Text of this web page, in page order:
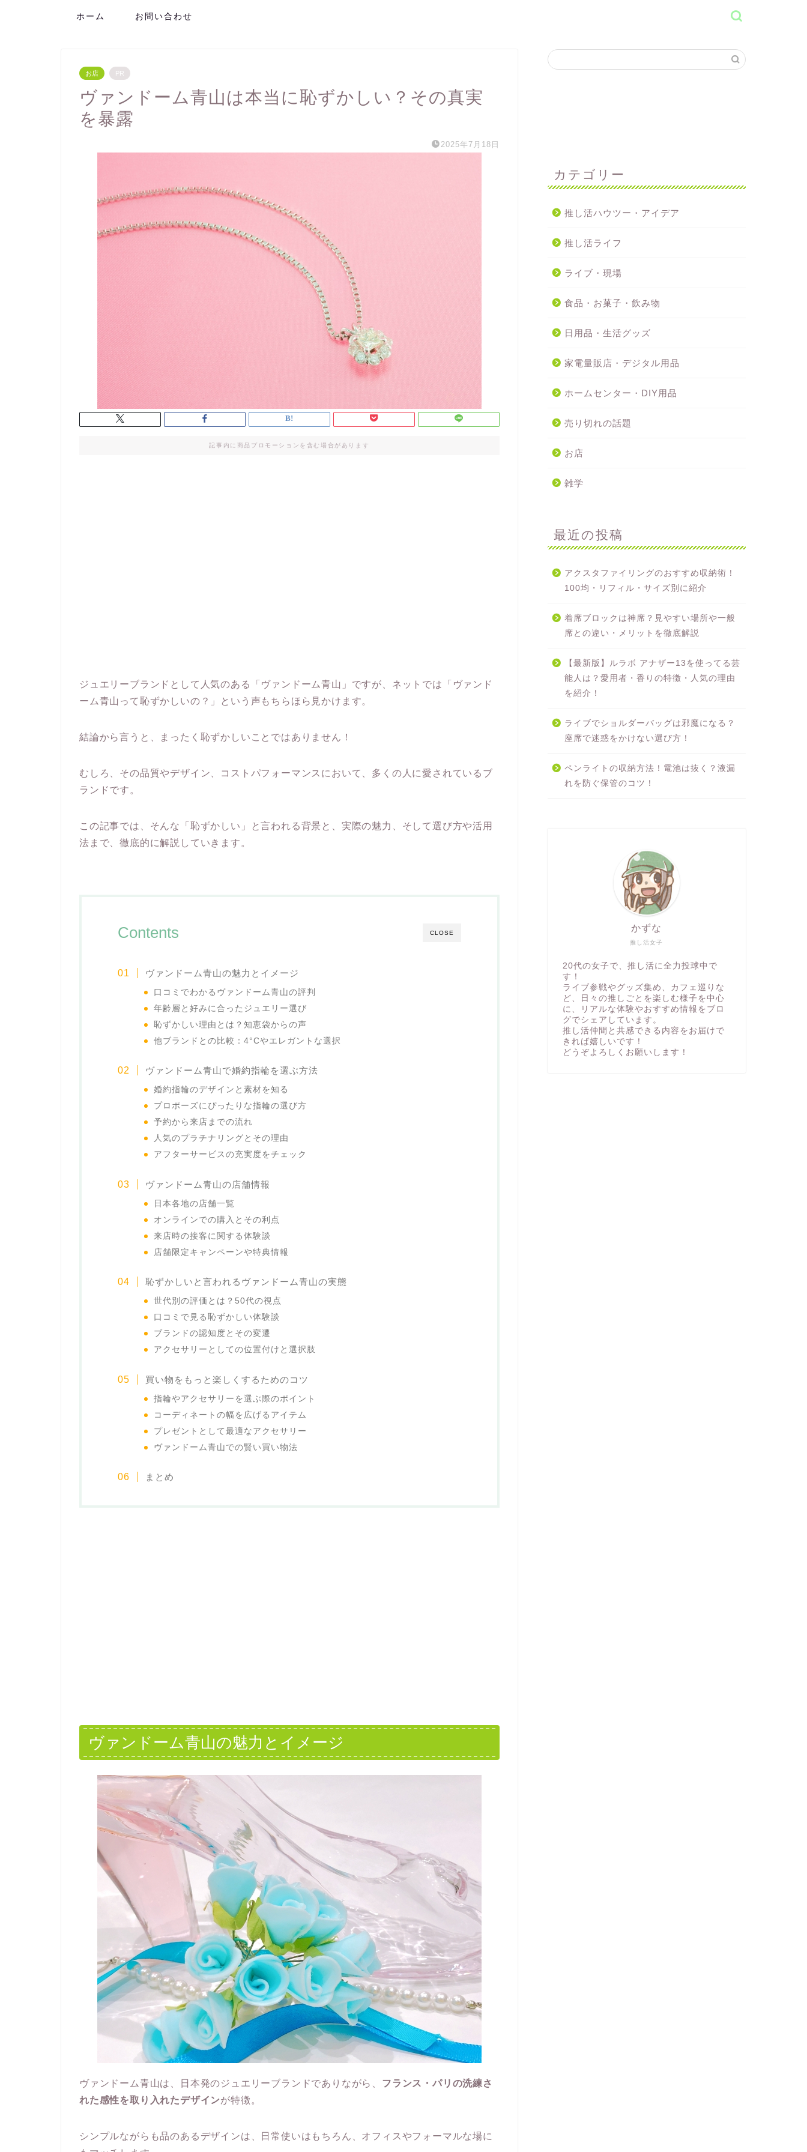
ホーム お問い合わせ
お店 PR
ヴァンドーム青山は本当に恥ずかしい？その真実
を暴露
2025年7月18日
記事内に商品プロモーションを含む場合があります
ジュエリーブランドとして人気のある「ヴァンドーム青山」ですが、ネットでは「ヴァンド
ーム青山って恥ずかしいの？」という声もちらほら見かけます。
結論から言うと、まったく恥ずかしいことではありません！
むしろ、その品質やデザイン、コストパフォーマンスにおいて、多くの人に愛されているブ
ランドです。
この記事では、そんな「恥ずかしい」と言われる背景と、実際の魅力、そして選び方や活用
法まで、徹底的に解説していきます。
CLOSE
Contents
ヴァンドーム青山の魅力とイメージ
口コミでわかるヴァンドーム青山の評判
年齢層と好みに合ったジュエリー選び
恥ずかしい理由とは？知恵袋からの声
他ブランドとの比較：4°Cやエレガントな選択
ヴァンドーム青山で婚約指輪を選ぶ方法
婚約指輪のデザインと素材を知る
プロポーズにぴったりな指輪の選び方
予約から来店までの流れ
人気のプラチナリングとその理由
アフターサービスの充実度をチェック
ヴァンドーム青山の店舗情報
日本各地の店舗一覧
オンラインでの購入とその利点
来店時の接客に関する体験談
店舗限定キャンペーンや特典情報
恥ずかしいと言われるヴァンドーム青山の実態
世代別の評価とは？50代の視点
口コミで見る恥ずかしい体験談
ブランドの認知度とその変遷
アクセサリーとしての位置付けと選択肢
買い物をもっと楽しくするためのコツ
指輪やアクセサリーを選ぶ際のポイント
コーディネートの幅を広げるアイテム
プレゼントとして最適なアクセサリー
ヴァンドーム青山での賢い買い物法
まとめ
ヴァンドーム青山の魅力とイメージ
ヴァンドーム青山は、日本発のジュエリーブランドでありながら、 フランス・パリの洗練さ
れた感性を取り入れたデザインが特徴。
シンプルながらも品のあるデザインは、日常使いはもちろん、オフィスやフォーマルな場に
カテゴリー
推し活ハウツー・アイデア
推し活ライフ
ライブ・現場
食品・お菓子・飲み物
日用品・生活グッズ
家電量販店・デジタル用品
ホームセンター・DIY用品
売り切れの話題
お店
雑学
最近の投稿
アクスタファイリングのおすすめ収納術！
100均・リフィル・サイズ別に紹介
着席ブロックは神席？見やすい場所や一般
席との違い・メリットを徹底解説
【最新版】ルラボ アナザー13を使ってる芸
能人は？愛用者・香りの特徴・人気の理由
を紹介！
ライブでショルダーバッグは邪魔になる？
座席で迷惑をかけない選び方！
ペンライトの収納方法！電池は抜く？液漏
れを防ぐ保管のコツ！
推し活女子
かずな
20代の女子で、推し活に全力投球中で
す！
ライブ参戦やグッズ集め、カフェ巡りな
ど、日々の推しごとを楽しむ様子を中心
に、リアルな体験やおすすめ情報をブロ
グでシェアしています。
推し活仲間と共感できる内容をお届けで
きれば嬉しいです！
どうぞよろしくお願いします！